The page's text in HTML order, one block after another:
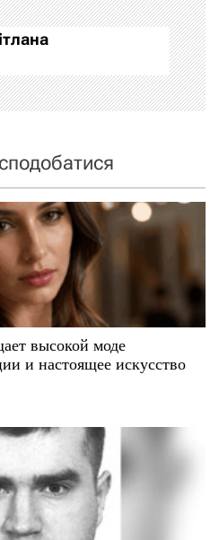
высокой моде
и настоящее искусство